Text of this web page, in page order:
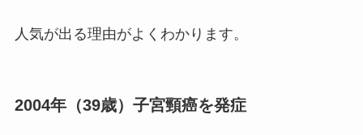
人気が出る理由がよくわかります。
2004年（39歳）子宮頸癌を発症